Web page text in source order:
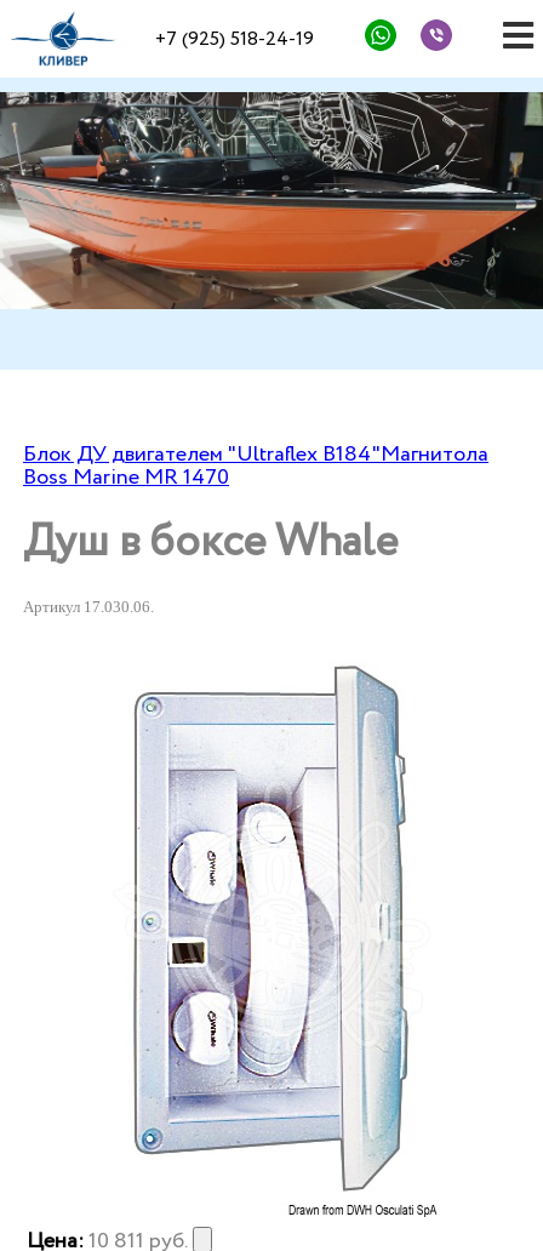
+7 (925) 518-24-19
Блок ДУ двигателем "Ultraflex В184"Магнитола
Boss Marine MR 1470
Душ в боксе Whale
Артикул 17.030.06.
Цена:10 811 руб.